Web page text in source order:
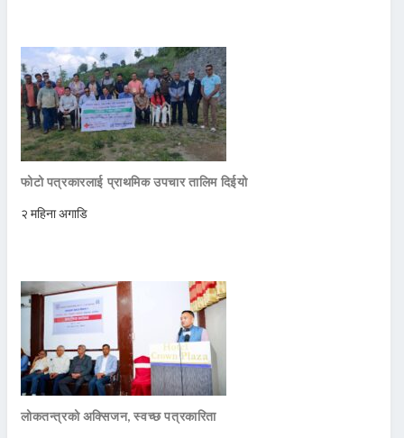
फोटो पत्रकारलाई प्राथमिक उपचार तालिम दिईयो
२ महिना अगाडि
लोकतन्त्रको अक्सिजन, स्वच्छ पत्रकारिता